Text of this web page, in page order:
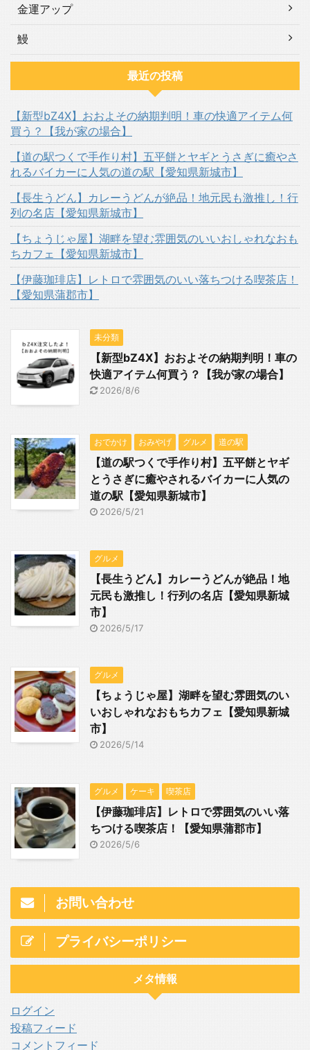
金運アップ
鰻
最近の投稿
【新型bZ4X】おおよその納期判明！車の快適アイテム何
買う？【我が家の場合】
【道の駅つくで手作り村】五平餅とヤギとうさぎに癒やさ
れるバイカーに人気の道の駅【愛知県新城市】
【長生うどん】カレーうどんが絶品！地元民も激推し！行
列の名店【愛知県新城市】
【ちょうじゃ屋】湖畔を望む雰囲気のいいおしゃれなおも
ちカフェ【愛知県新城市】
【伊藤珈琲店】レトロで雰囲気のいい落ちつける喫茶店！
【愛知県蒲郡市】
未分類
【新型bZ4X】おおよその納期判明！車の
快適アイテム何買う？【我が家の場合】
2026/8/6
おでかけ おみやげ グルメ 道の駅
【道の駅つくで手作り村】五平餅とヤギ
とうさぎに癒やされるバイカーに人気の
道の駅【愛知県新城市】
2026/5/21
グルメ
【長生うどん】カレーうどんが絶品！地
元民も激推し！行列の名店【愛知県新城
市】
2026/5/17
グルメ
【ちょうじゃ屋】湖畔を望む雰囲気のい
いおしゃれなおもちカフェ【愛知県新城
市】
2026/5/14
グルメ ケーキ 喫茶店
【伊藤珈琲店】レトロで雰囲気のいい落
ちつける喫茶店！【愛知県蒲郡市】
2026/5/6
お問い合わせ
プライバシーポリシー
メタ情報
ログイン
投稿フィード
コメントフィード